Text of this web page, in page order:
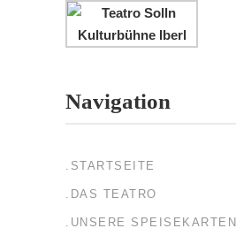
Navigation
.STARTSEITE
.DAS TEATRO
.UNSERE SPEISEKARTEN